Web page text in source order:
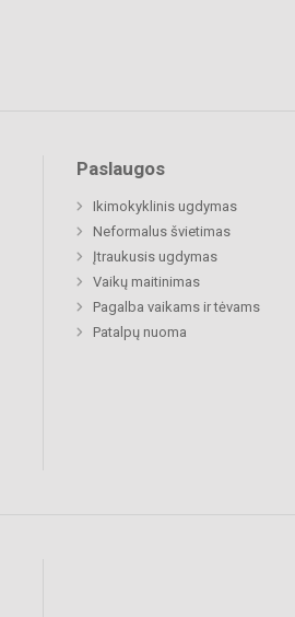
Paslaugos
Ikimokyklinis ugdymas
Neformalus švietimas
Įtraukusis ugdymas
Vaikų maitinimas
Pagalba vaikams ir tėvams
Patalpų nuoma